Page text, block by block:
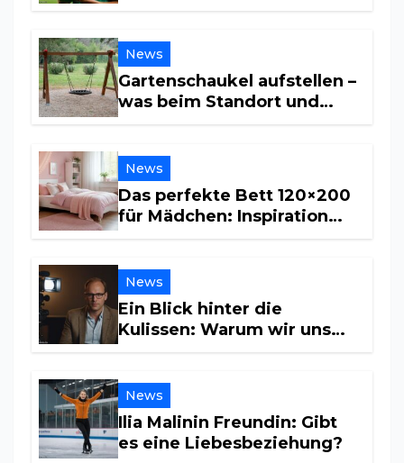
News
Gartenschaukel aufstellen –
was beim Standort und
News
Das perfekte Bett 120×200
für Mädchen: Inspiration
News
Ein Blick hinter die
Kulissen: Warum wir uns
News
Ilia Malinin Freundin: Gibt
es eine Liebesbeziehung?